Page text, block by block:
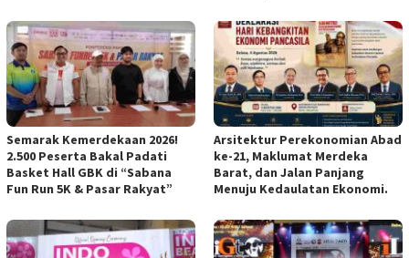
Semarak Kemerdekaan 2026!
2.500 Peserta Bakal Padati
Basket Hall GBK di “Sabana
Fun Run 5K & Pasar Rakyat”
Arsitektur Perekonomian Abad
ke-21, Maklumat Merdeka
Barat, dan Jalan Panjang
Menuju Kedaulatan Ekonomi.